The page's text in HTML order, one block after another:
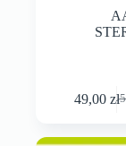
49,00zł